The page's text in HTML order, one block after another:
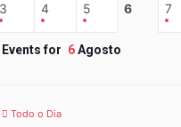
3 4 5 6 7
Events for 6Agosto
Todo o Dia